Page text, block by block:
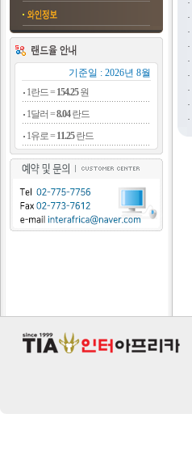
기준일 : 2026년 8월
1란드 = 154.25원
1달러 =8.04란드
1유로 = 11.25란드
·
·
·
·
·
·
·
·
·